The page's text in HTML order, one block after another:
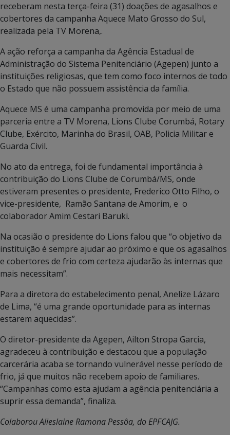
receberam nesta terça-feira (31) doações de agasalhos e
cobertores da campanha Aquece Mato Grosso do Sul,
realizada pela TV Morena,.
A ação reforça a campanha da Agência Estadual de
Administração do Sistema Penitenciário (Agepen) junto a
instituições religiosas, que tem como foco internos de todo
o Estado que não possuem assistência da família.
Aquece MS é uma campanha promovida por meio de uma
parceria entre a TV Morena, Lions Clube Corumbá, Rotary
Clube, Exército, Marinha do Brasil, OAB, Policia Militar e
Guarda Civil.
No ato da entrega, foi de fundamental importância à
contribuição do Lions Clube de Corumbá/MS, onde
estiveram presentes o presidente, Frederico Otto Filho, o
vice-presidente, Ramão Santana de Amorim, e o
colaborador Amim Cestari Baruki.
Na ocasião o presidente do Lions falou que “o objetivo da
instituição é sempre ajudar ao próximo e que os agasalhos
e cobertores de frio com certeza ajudarão às internas que
mais necessitam”.
Para a diretora do estabelecimento penal, Anelize Lázaro
de Lima, “é uma grande oportunidade para as internas
estarem aquecidas”.
O diretor-presidente da Agepen, Ailton Stropa Garcia,
agradeceu à contribuição e destacou que a população
carcerária acaba se tornando vulnerável nesse período de
frio, já que muitos não recebem apoio de familiares.
“Campanhas como esta ajudam a agência penitenciária a
suprir essa demanda”, finaliza.
Colaborou Alieslaine Ramona Pessôa, do EPFCAJG.